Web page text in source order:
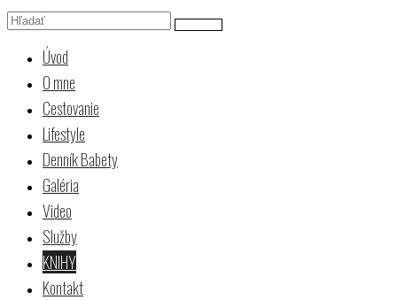
Úvod
O mne
Cestovanie
Lifestyle
Denník Babety
Galéria
Video
Služby
KNIHY
Kontakt